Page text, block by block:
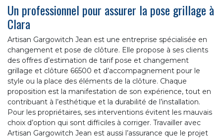
Un professionnel pour assurer la pose grillage à
Clara
Artisan Gargowitch Jean est une entreprise spécialisée en
changement et pose de clôture. Elle propose à ses clients
des offres d’estimation de tarif pose et changement
grillage et clôture 66500 et d’accompagnement pour le
style ou la place des éléments de la clôture. Chaque
proposition est la manifestation de son expérience, tout en
contribuant à l’esthétique et la durabilité de l’installation.
Pour les propriétaires, ses interventions évitent les mauvais
choix d’option qui sont difficiles à corriger. Travailler avec
Artisan Gargowitch Jean est aussi l’assurance que le projet